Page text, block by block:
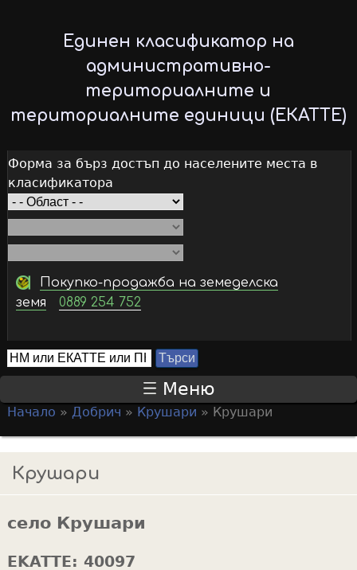
to
main
content
Единен класификатор на
административно-
териториалните и
териториалните единици (ЕКАТТЕ)
Форма за бърз достъп до населените места в
класификатора
Покупко-продажба на земеделска
земя
0889 254 752
S
e
r
c
h
f
Т
ъ
с
и
Меню
o
u
r
e
Начало » Добрич » Крушари » Крушари
Крушари
село Крушари
EKATTE: 40097